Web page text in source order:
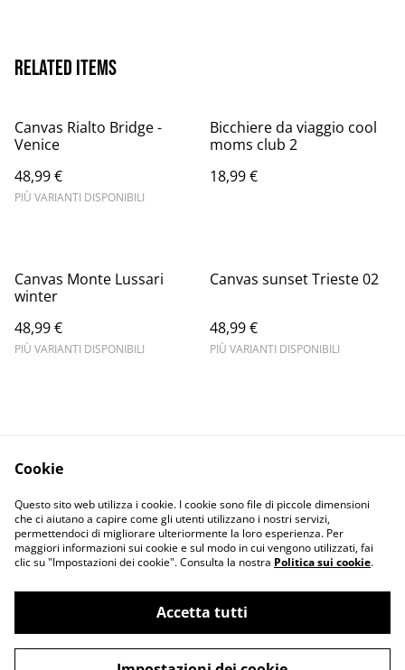
Related items
Canvas Rialto Bridge -
Venice
48,99 €
PIÙ VARIANTI DISPONIBILI
Bicchiere da viaggio cool
moms club 2
18,99 €
Canvas Monte Lussari
winter
48,99 €
PIÙ VARIANTI DISPONIBILI
Canvas sunset Trieste 02
48,99 €
PIÙ VARIANTI DISPONIBILI
Informativa sulla
privacy
Terms and
conditions
©2026Merlin Visual
Cookie
Questo sito web utilizza i cookie. I cookie sono file di piccole dimensioni
che ci aiutano a capire come gli utenti utilizzano i nostri servizi,
permettendoci di migliorare ulteriormente la loro esperienza. Per
maggiori informazioni sui cookie e sul modo in cui vengono utilizzati, fai
clic su "Impostazioni dei cookie". Consulta la nostra Politica sui cookie.
Accetta tutti